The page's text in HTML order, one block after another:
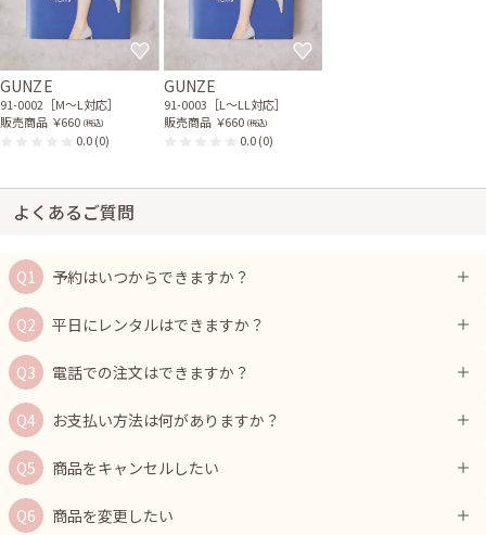
GUNZE
91-0002［M〜L対応］
販売商品 ￥660 (税込)
0.0(0)
GUNZE
91-0003［L〜LL対応］
販売商品 ￥660 (税込)
0.0(0)
よくあるご質問
予約はいつからできますか？
平日にレンタルはできますか？
電話での注文はできますか？
お支払い方法は何がありますか？
商品をキャンセルしたい
商品を変更したい